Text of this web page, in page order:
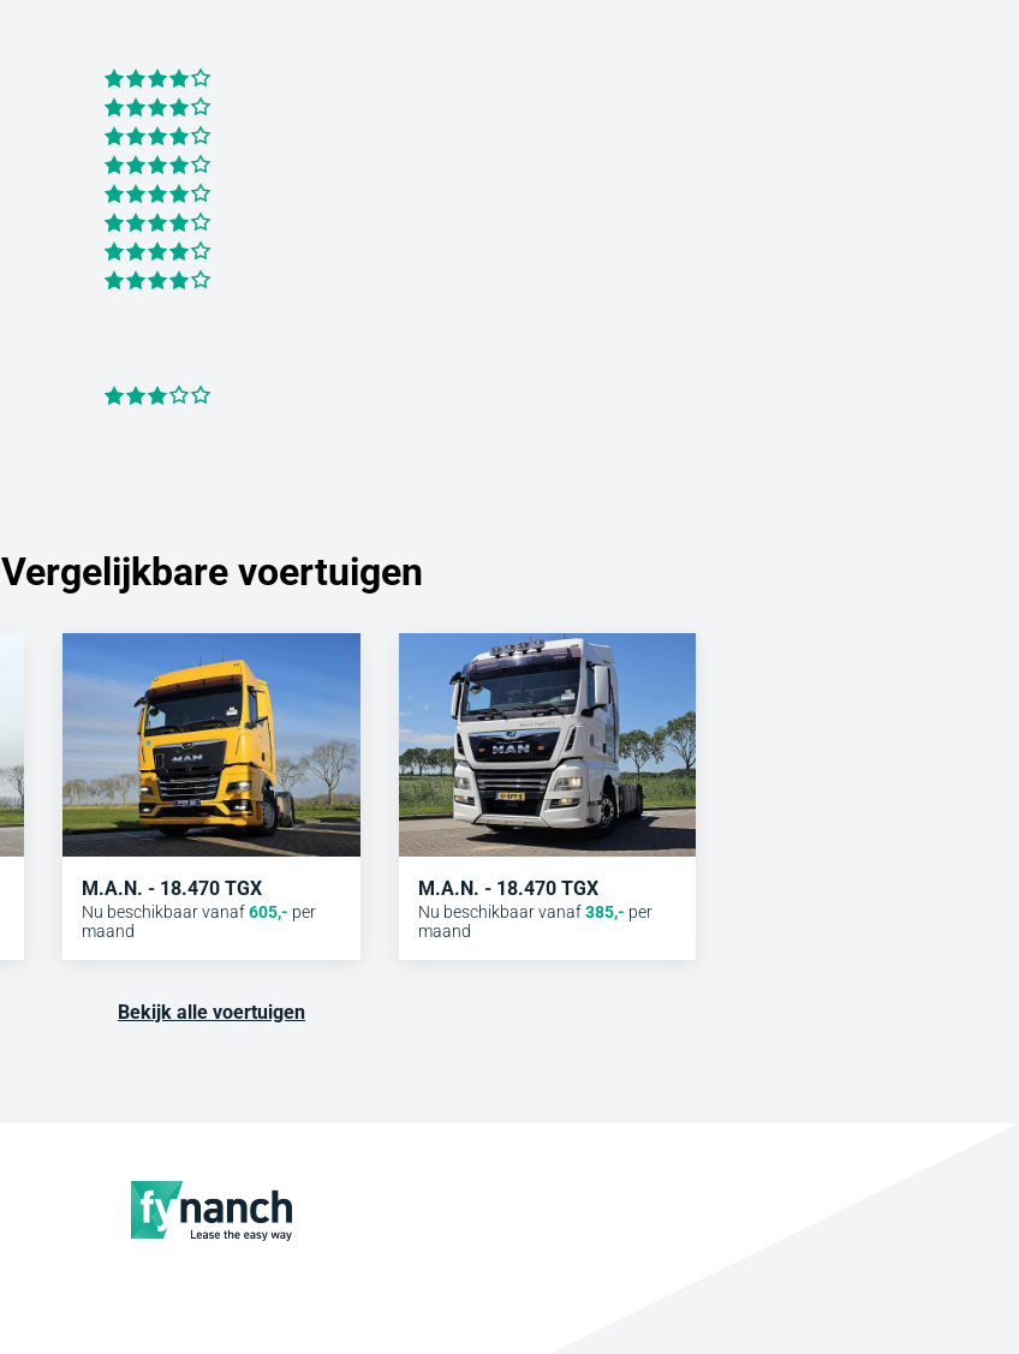
Vergelijkbare voertuigen
M.A.N. - 18.470 TGX
Nu beschikbaar vanaf 605,- per
maand
M.A.N. - 18.470 TGX
Nu beschikbaar vanaf 385,- per
maand
Bekijk alle voertuigen